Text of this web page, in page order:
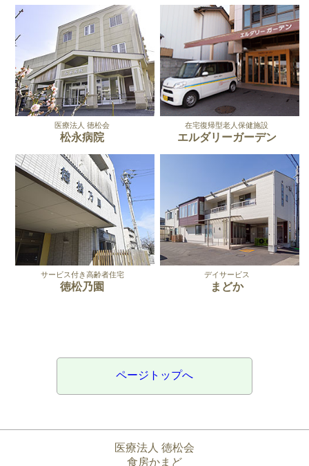
医療法人 徳松会
松永病院
在宅復帰型老人保健施設
エルダリーガーデン
サービス付き高齢者住宅
徳松乃園
デイサービス
まどか
ページトップへ
医療法人 徳松会
食房かまど